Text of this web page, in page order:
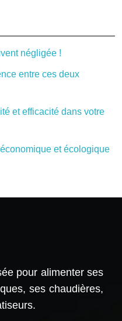
négligée !
entre ces deux
et efficacité dans votre
et écologique
pour alimenter ses
ses chaudières,